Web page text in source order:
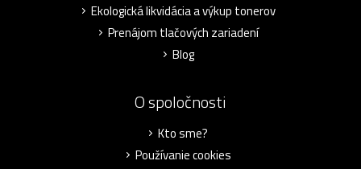
Ekologická likvidácia a výkup tonerov
Prenájom tlačových zariadení
Blog
O spoločnosti
Kto sme?
Používanie cookies